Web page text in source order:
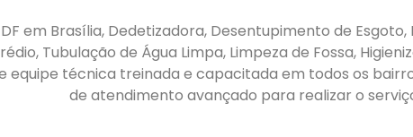
em Brasília, Dedetizadora, Desentupimento de
Tubulação de Água Limpa, Limpeza de Fossa,
equipe técnica treinada e capacitada em todos os
de atendimento avançado para realizar o